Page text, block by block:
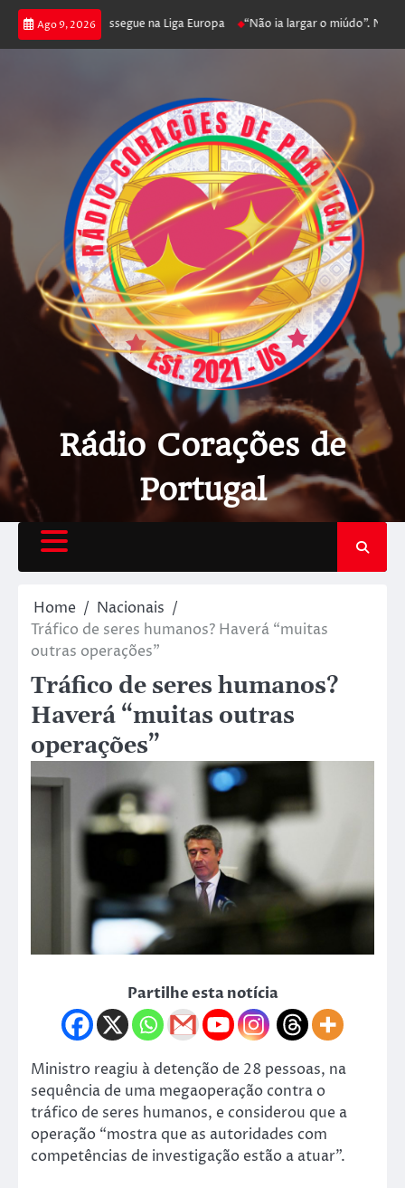
Ago 9, 2026
poker e prossegue na Liga Europa “Não ia largar o miúdo”.
Rádio Corações de
Portugal
Home
Nacionais
Tráfico de seres humanos? Haverá “muitas
outras operações”
Tráfico de seres humanos?
Haverá “muitas outras
operações”
Partilhe esta notícia
Ministro reagiu à detenção de 28 pessoas, na
sequência de uma megaoperação contra o
tráfico de seres humanos, e considerou que a
operação “mostra que as autoridades com
competências de investigação estão a atuar”.